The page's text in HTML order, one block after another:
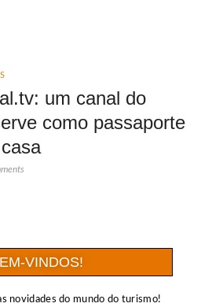
um canal do
como passaporte
VINDOS!
novidades do mundo do turismo!